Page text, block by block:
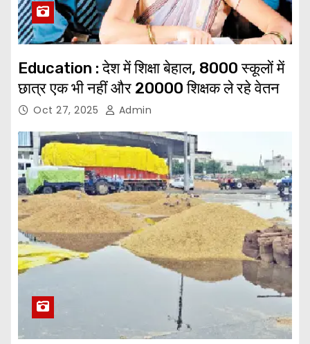
Education : देश में शिक्षा बेहाल, 8000 स्कूलों में
छात्र एक भी नहीं और 20000 शिक्षक ले रहे वेतन
Oct 27, 2025 Admin